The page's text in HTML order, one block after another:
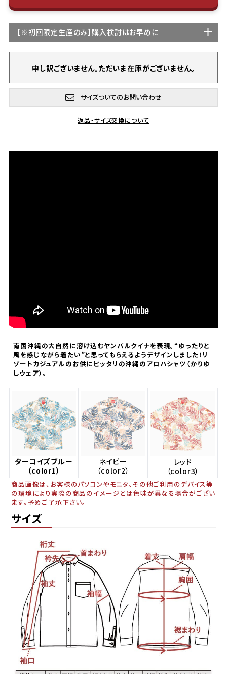
【※初回限定生産のみ】購入検討はお早めに
申し訳ございません。ただいま在庫がございません。
サイズついてのお問い合わせ
返品・サイズ交換について
南国沖縄の大自然に溶け込むヤンバルクイナを表現。“ゆったりと
風を感じながら着たい”と思ってもらえるようデザインしました！リ
ゾートカジュアルのお供にピッタリの沖縄のアロハシャツ（かりゆ
しウェア）。
ターコイズブルー
（color1）
ネイビー
（color2）
レッド
（color3）
商品画像は、お客様のパソコンやモニタ、その他ご利用のデバイス等
の環境により実際の商品のイメージとは色味が異なる場合がござい
ます。予めご了承下さい。
サイズ